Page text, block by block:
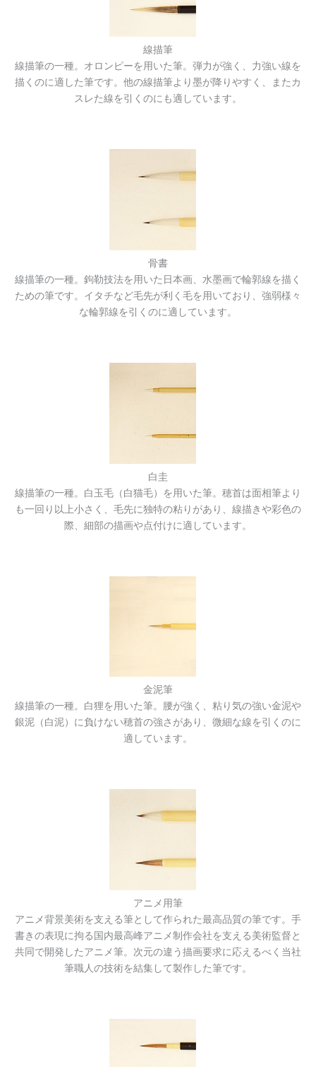
線描筆
線描筆の一種。オロンピーを用いた筆。弾力が強く、力強い線を
描くのに適した筆です。他の線描筆より墨が降りやすく、またカ
スレた線を引くのにも適しています。
骨書
線描筆の一種。鉤勒技法を用いた日本画、水墨画で輪郭線を描く
ための筆です。イタチなど毛先が利く毛を用いており、強弱様々
な輪郭線を引くのに適しています。
白圭
線描筆の一種。白玉毛（白猫毛）を用いた筆。穂首は面相筆より
も一回り以上小さく、毛先に独特の粘りがあり、線描きや彩色の
際、細部の描画や点付けに適しています。
金泥筆
線描筆の一種。白狸を用いた筆。腰が強く、粘り気の強い金泥や
銀泥（白泥）に負けない穂首の強さがあり、微細な線を引くのに
適しています。
アニメ用筆
アニメ背景美術を支える筆として作られた最高品質の筆です。手
書きの表現に拘る国内最高峰アニメ制作会社を支える美術監督と
共同で開発したアニメ筆。次元の違う描画要求に応えるべく当社
筆職人の技術を結集して製作した筆です。